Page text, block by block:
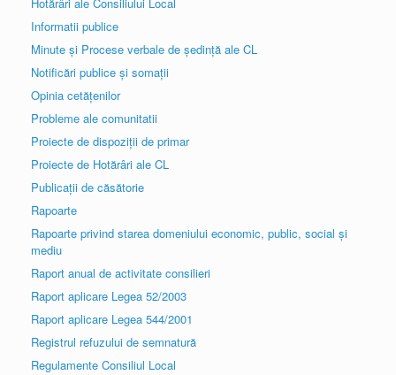
Informatii publice
Minute și Procese verbale de ședință ale CL
Notificări publice și somații
Opinia cetățenilor
Probleme ale comunitatii
Proiecte de dispoziții de primar
Proiecte de Hotărâri ale CL
Publicații de căsătorie
Rapoarte
Rapoarte privind starea domeniului economic, public, social și
mediu
Raport anual de activitate consilieri
Raport aplicare Legea 52/2003
Raport aplicare Legea 544/2001
Registrul refuzului de semnatură
Regulamente Consiliul Local